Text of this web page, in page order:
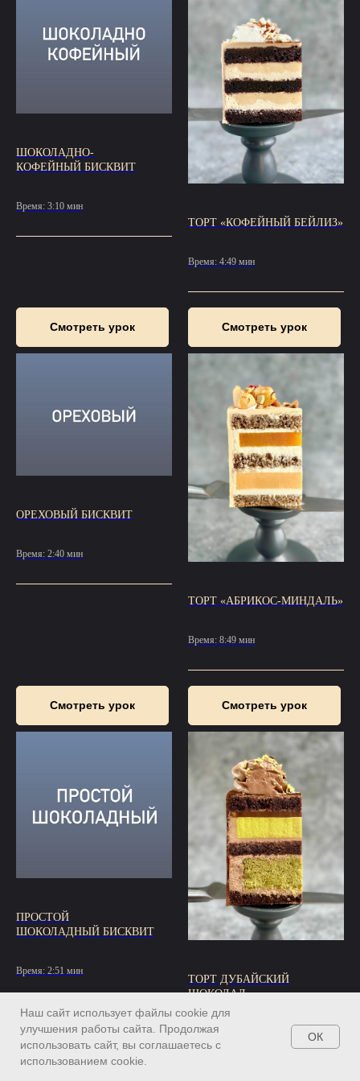
ШОКОЛАДНО-
КОФЕЙНЫЙ БИСКВИТ
Время: 3:10 мин
Смотреть урок
ТОРТ «КОФЕЙНЫЙ БЕЙЛИЗ»
Время: 4:49 мин
Смотреть урок
ОРЕХОВЫЙ БИСКВИТ
Время: 2:40 мин
Смотреть урок
ТОРТ «АБРИКОС-МИНДАЛЬ»
Время: 8:49 мин
Смотреть урок
ПРОСТОЙ
ШОКОЛАДНЫЙ БИСКВИТ
Время: 2:51 мин
ТОРТ ДУБАЙСКИЙ
ШОКОЛАД
Время: 8:48 мин
Наш сайт использует файлы cookie для
улучшения работы сайта. Продолжая
использовать сайт, вы соглашаетесь с
использованием cookie.
ОК